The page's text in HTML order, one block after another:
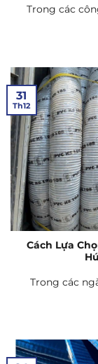
Trong các
Cách Lựa
Trong các
31
Th12